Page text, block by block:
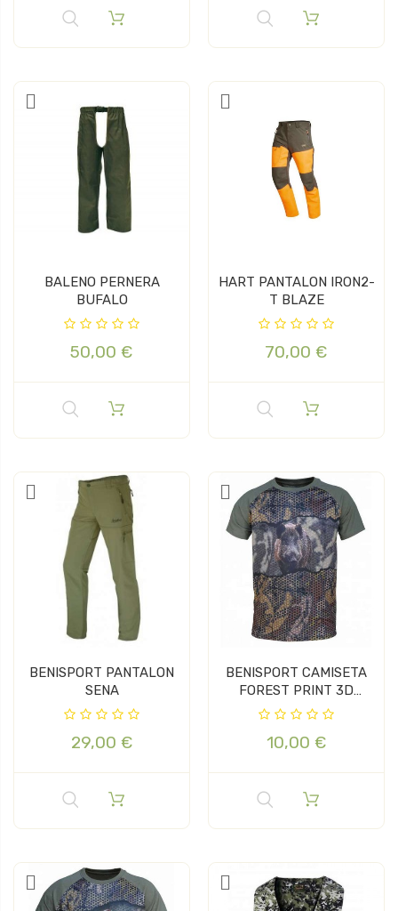
BALENO PERNERA
BUFALO
50,00 €
HART PANTALON IRON2-
T BLAZE
70,00 €
BENISPORT PANTALON
SENA
29,00 €
BENISPORT CAMISETA
FOREST PRINT 3D
JABALI
10,00 €